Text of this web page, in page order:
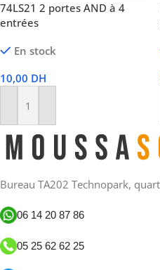
74LS21 2 portes AND à 4
entrées
En stock
10,00 DH
Ajouter Au Panier
Bureau TA202 Technopark,
06 14 20 87 86
05 25 62 62 25